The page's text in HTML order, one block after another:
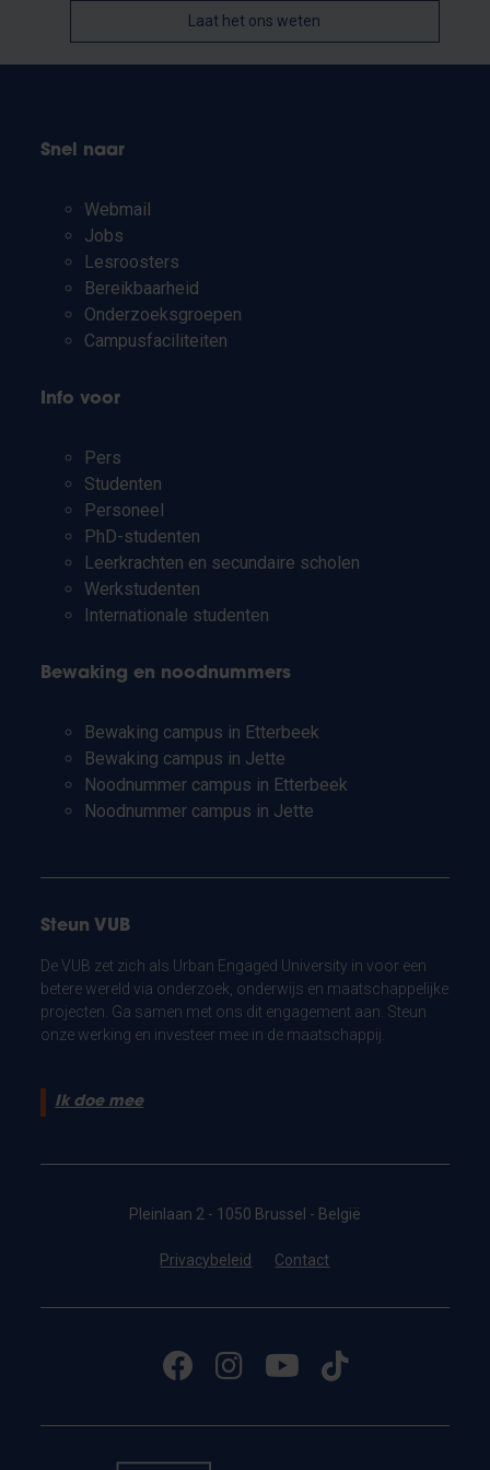
Laat het ons weten
Snel naar
Webmail
Jobs
Lesroosters
Bereikbaarheid
Onderzoeksgroepen
Campusfaciliteiten
Info voor
Pers
Studenten
Personeel
PhD-studenten
Leerkrachten en secundaire scholen
Werkstudenten
Internationale studenten
Bewaking en noodnummers
Bewaking campus in Etterbeek
Bewaking campus in Jette
Noodnummer campus in Etterbeek
Noodnummer campus in Jette
Steun VUB
De VUB zet zich als Urban Engaged University in voor een
betere wereld via onderzoek, onderwijs en maatschappelijke
projecten. Ga samen met ons dit engagement aan. Steun
onze werking en investeer mee in de maatschappij.
Ik doe mee
Pleinlaan 2 - 1050 Brussel - België
Privacybeleid Contact